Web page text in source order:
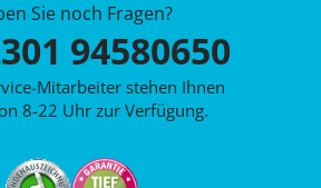
Sie noch Fragen?
94580650
Mitarbeiter stehen Ihnen
8-22 Uhr zur Verfügung.